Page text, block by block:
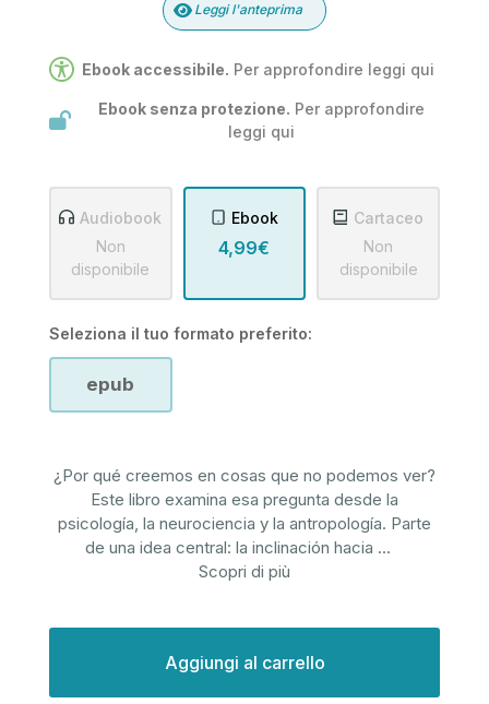
Leggi l'anteprima
Ebook senza protezione. Per approfondire
leggi qui
Ebook accessibile. Per approfondire leggi qui
Audiobook
Non
disponibile
Ebook
4,99€
Cartaceo
Non
disponibile
Seleziona il tuo formato preferito:
epub
¿Por qué creemos en cosas que no podemos ver?
Este libro examina esa pregunta desde la
psicología, la neurociencia y la antropología. Parte
de una idea central: la inclinación hacia ...
Scopri di più